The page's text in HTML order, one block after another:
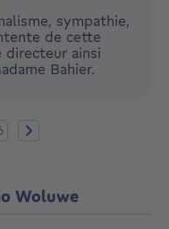
sympathie,
de cette
directeur ainsi
Bahier.
36
Next page
Woluwe